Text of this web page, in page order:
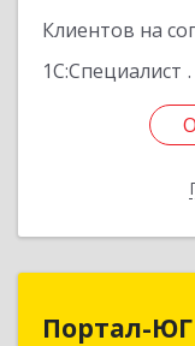
Клиентов на
1С:Специалист
Портал-